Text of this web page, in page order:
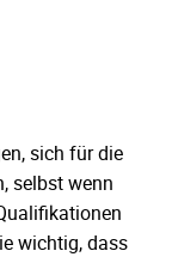
sich für die
selbst wenn
wichtig, dass